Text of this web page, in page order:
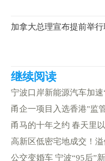
加拿大总理宣布提前举
宁波口岸新能源汽车加速
甬企一项目入选香港"监
甬马的十年之约 春天里
高新区低密宅地成交！
公交变婚车 宁波“95后”